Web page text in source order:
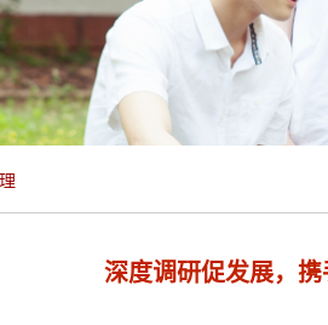
深度调研促发展，